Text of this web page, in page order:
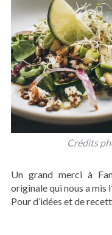
Crédits
Un grand merci à
originale qui nous a mis
Pour d’idées et de